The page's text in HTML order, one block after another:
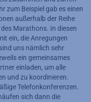
zum Beispiel gab es einen
außerhalb der Reihe
Marathons. In diesen
ein, die Anregungen
uns nämlich sehr
ein gemeinsames
einladen, um alle
und zu koordinieren.
Telefonkonferenzen.
sich dann die